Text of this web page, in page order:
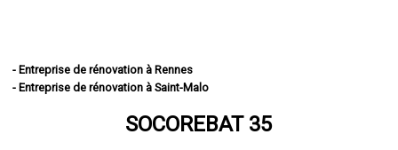
- Entreprise de rénovation à Rennes
- Entreprise de rénovation à Saint-Malo
- Entreprise de rénovation à VitréSOCOREBAT 35